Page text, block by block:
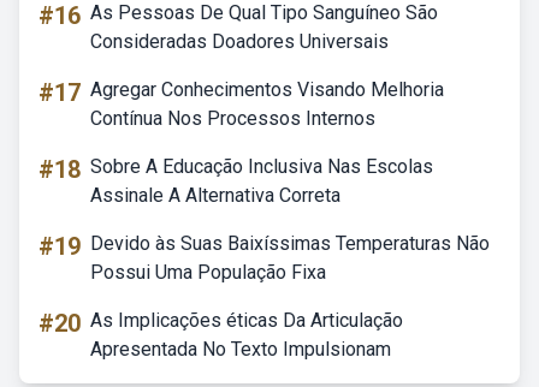
#16 As Pessoas De Qual Tipo Sanguíneo São
Consideradas Doadores Universais
#17 Agregar Conhecimentos Visando Melhoria
Contínua Nos Processos Internos
#18 Sobre A Educação Inclusiva Nas Escolas
Assinale A Alternativa Correta
#19 Devido às Suas Baixíssimas Temperaturas Não
Possui Uma População Fixa
#20 As Implicações éticas Da Articulação
Apresentada No Texto Impulsionam